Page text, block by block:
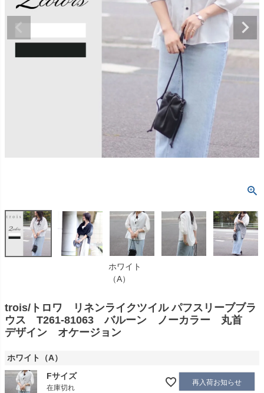
ホワイト
（A）
trois/トロワ リネンライクツイル パフスリーブブラ
ウス T261-81063 バルーン ノーカラー 丸首
デザイン オケージョン
ホワイト（A）
Fサイズ
在庫切れ
再入荷お知らせ